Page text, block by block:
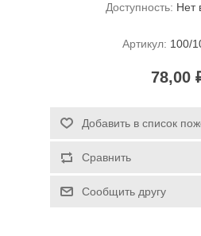
Доступность: Нет
Артикул: 100/
78,00
Добавить в список
Сравнить
Сообщить другу